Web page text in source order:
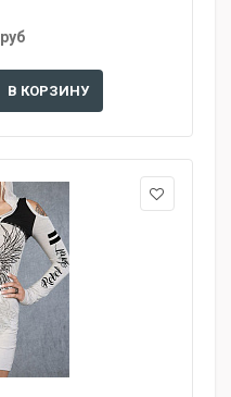
руб
В КОРЗИНУ